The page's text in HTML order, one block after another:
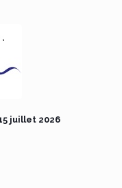
juillet 2026